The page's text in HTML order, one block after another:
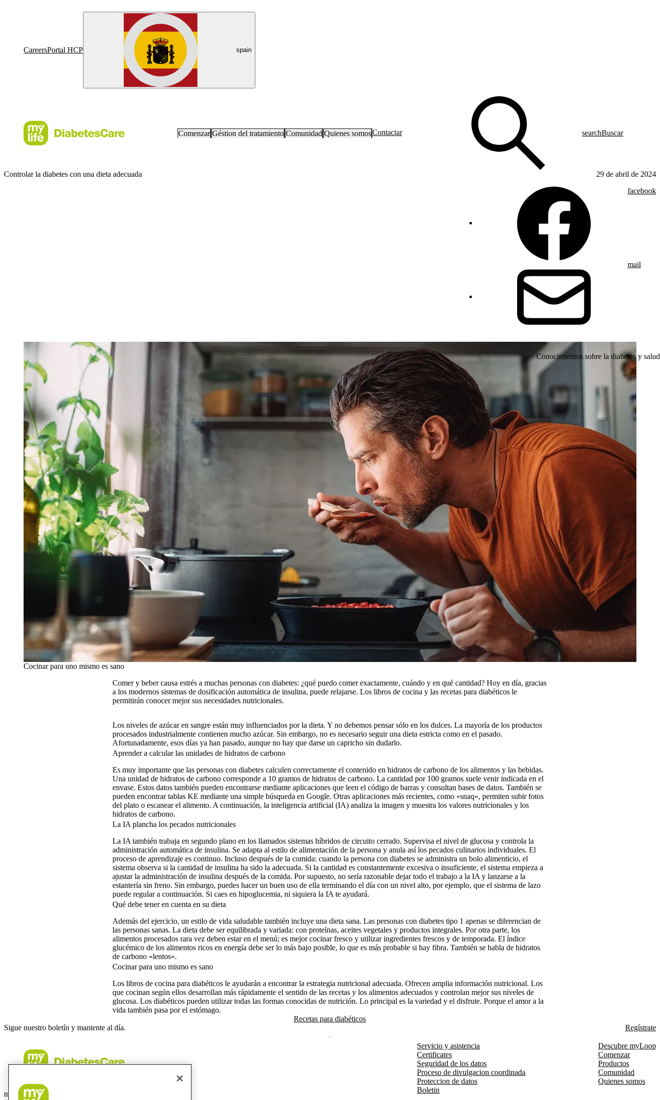
CareersPortal HCP spain
Comenzar Géstion del tratamiento Comunidad Quienes somosContactar searchBuscar
Controlar la diabetes con una dieta adecuada
29 de abril de 2024
facebook
mail
Conocimientos sobre la diabetes y salud
Cocinar para uno mismo es sano
Comer y beber causa estrés a muchas personas con diabetes: ¿qué puedo comer exactamente, cuándo y en qué cantidad? Hoy en día, gracias
a los modernos sistemas de dosificación automática de insulina, puede relajarse. Los libros de cocina y las recetas para diabéticos le
permitirán conocer mejor sus necesidades nutricionales.
Los niveles de azúcar en sangre están muy influenciados por la dieta. Y no debemos pensar sólo en los dulces. La mayoría de los productos
procesados industrialmente contienen mucho azúcar. Sin embargo, no es necesario seguir una dieta estricta como en el pasado.
Afortunadamente, esos días ya han pasado, aunque no hay que darse un capricho sin dudarlo.
Aprender a calcular las unidades de hidratos de carbono
Es muy importante que las personas con diabetes calculen correctamente el contenido en hidratos de carbono de los alimentos y las bebidas.
Una unidad de hidratos de carbono corresponde a 10 gramos de hidratos de carbono. La cantidad por 100 gramos suele venir indicada en el
envase. Estos datos también pueden encontrarse mediante aplicaciones que leen el código de barras y consultan bases de datos. También se
pueden encontrar tablas KE mediante una simple búsqueda en Google. Otras aplicaciones más recientes, como «snaq», permiten subir fotos
del plato o escanear el alimento. A continuación, la inteligencia artificial (IA) analiza la imagen y muestra los valores nutricionales y los
hidratos de carbono.
La IA plancha los pecados nutricionales
La IA también trabaja en segundo plano en los llamados sistemas híbridos de circuito cerrado. Supervisa el nivel de glucosa y controla la
administración automática de insulina. Se adapta al estilo de alimentación de la persona y anula así los pecados culinarios individuales. El
proceso de aprendizaje es continuo. Incluso después de la comida: cuando la persona con diabetes se administra un bolo alimenticio, el
sistema observa si la cantidad de insulina ha sido la adecuada. Si la cantidad es constantemente excesiva o insuficiente, el sistema empieza a
ajustar la administración de insulina después de la comida. Por supuesto, no sería razonable dejar todo el trabajo a la IA y lanzarse a la
estantería sin freno. Sin embargo, puedes hacer un buen uso de ella terminando el día con un nivel alto, por ejemplo, que el sistema de lazo
puede regular a continuación. Si caes en hipoglucemia, ni siquiera la IA te ayudará.
Qué debe tener en cuenta en su dieta
Además del ejercicio, un estilo de vida saludable también incluye una dieta sana. Las personas con diabetes tipo 1 apenas se diferencian de
las personas sanas. La dieta debe ser equilibrada y variada: con proteínas, aceites vegetales y productos integrales. Por otra parte, los
alimentos procesados rara vez deben estar en el menú; es mejor cocinar fresco y utilizar ingredientes frescos y de temporada. El índice
glucémico de los alimentos ricos en energía debe ser lo más bajo posible, lo que es más probable si hay fibra. También se habla de hidratos
de carbono «lentos».
Cocinar para uno mismo es sano
Los libros de cocina para diabéticos le ayudarán a encontrar la estrategia nutricional adecuada. Ofrecen amplia información nutricional. Los
que cocinan según ellos desarrollan más rápidamente el sentido de las recetas y los alimentos adecuados y controlan mejor sus niveles de
glucosa. Los diabéticos pueden utilizar todas las formas conocidas de nutrición. Lo principal es la variedad y el disfrute. Porque el amor a la
vida también pasa por el estómago.
Recetas para diabéticos
Sigue nuestro boletín y mantente al día.
Regístrate
mylife Diabetes Care, SLU
Servicio y asistencia
Certificates
Seguridad de los datos
Proceso de divulgacion coordinada
Proteccion de datos
Boletin
Descubre myLoop
Comenzar
Productos
Comunidad
Quienes somos